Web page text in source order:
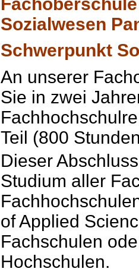
Sozialwesen
Schwerpunkt
An unserer
Sie in zwei
Teil (800
Dieser
Studium aller
of Applied
Fachschulen
Hochschulen.